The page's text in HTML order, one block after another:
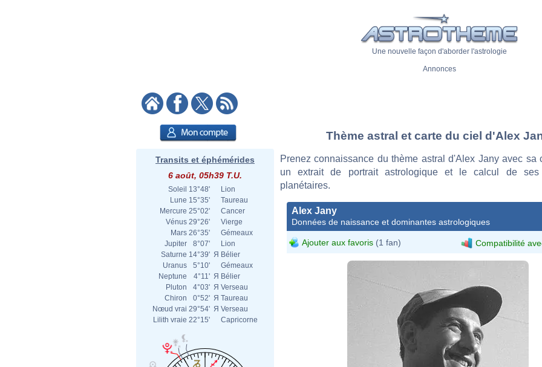
Une nouvelle façon d'aborder l'astrologie
Annonces
Transits et éphémérides
6 août, 05h39 T.U.
Soleil 13°48'
Lion
Lune 15°35'
Taureau
Mercure 25°02'
Cancer
Vénus 29°26'
Vierge
Mars 26°35'
Gémeaux
Jupiter
8°07'
Lion
Saturne 14°39' Я Bélier
Uranus
5°10'
Gémeaux
Neptune
4°11' Я Bélier
Pluton
4°03' Я Verseau
Chiron
0°52' Я Taureau
Nœud vrai 29°54' Я Verseau
Lilith vraie 22°15' Capricorne
Thème astral et carte du ciel d'Alex
Prenez connaissance du thème astral d'Alex Jany avec sa
un extrait de portrait astrologique et le calcul de ses
planétaires.
Alex Jany
Données de naissance et dominantes astrologiques
Ajouter aux favoris (1 fan) Compatibilité